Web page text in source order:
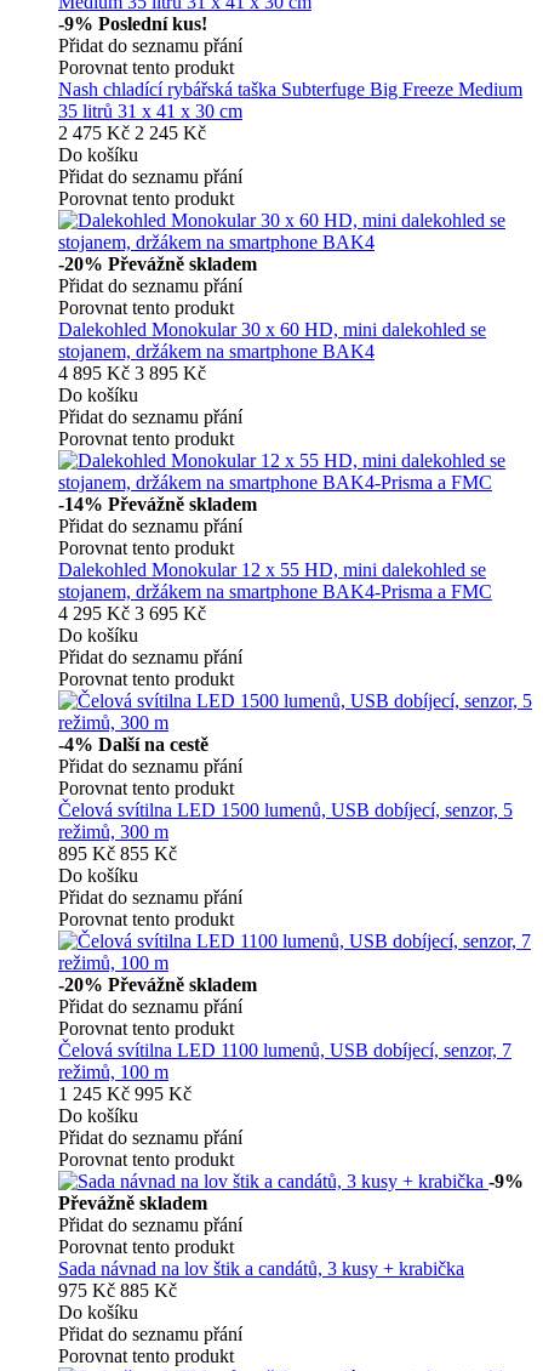
-9% Poslední kus!
Přidat do seznamu přání
Porovnat tento produkt
Nash chladící rybářská taška Subterfuge Big Freeze Medium
35 litrů 31 x 41 x 30 cm
2 475 Kč 2 245 Kč
Do košíku
Přidat do seznamu přání
Porovnat tento produkt
-20% Převážně skladem
Přidat do seznamu přání
Porovnat tento produkt
Dalekohled Monokular 30 x 60 HD, mini dalekohled se
stojanem, držákem na smartphone BAK4
4 895 Kč 3 895 Kč
Do košíku
Přidat do seznamu přání
Porovnat tento produkt
-14% Převážně skladem
Přidat do seznamu přání
Porovnat tento produkt
Dalekohled Monokular 12 x 55 HD, mini dalekohled se
stojanem, držákem na smartphone BAK4-Prisma a FMC
4 295 Kč 3 695 Kč
Do košíku
Přidat do seznamu přání
Porovnat tento produkt
-4% Další na cestě
Přidat do seznamu přání
Porovnat tento produkt
Čelová svítilna LED 1500 lumenů, USB dobíjecí, senzor, 5
režimů, 300 m
895 Kč 855 Kč
Do košíku
Přidat do seznamu přání
Porovnat tento produkt
-20% Převážně skladem
Přidat do seznamu přání
Porovnat tento produkt
Čelová svítilna LED 1100 lumenů, USB dobíjecí, senzor, 7
režimů, 100 m
1 245 Kč 995 Kč
Do košíku
Přidat do seznamu přání
Porovnat tento produkt
-9%
Převážně skladem
Přidat do seznamu přání
Porovnat tento produkt
Sada návnad na lov štik a candátů, 3 kusy + krabička
975 Kč 885 Kč
Do košíku
Přidat do seznamu přání
Porovnat tento produkt